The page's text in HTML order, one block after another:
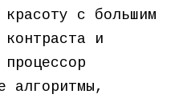
с большим
и
алгоритмы,